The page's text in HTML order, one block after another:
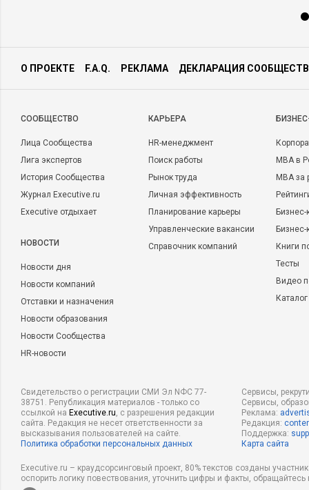
О ПРОЕКТЕ F.A.Q. РЕКЛАМА ДЕКЛАРАЦИЯ
CООБЩЕСТВО
Лица Сообщества
Лига экспертов
История Сообщества
Журнал Executive.ru
Executive отдыхает
НОВОСТИ
Новости дня
Новости компаний
Отставки и назначения
Новости образования
Новости Сообщества
HR-новости
КАРЬЕРА
HR-менеджмент
Поиск работы
Рынок труда
Личная эффективность
Планирование карьеры
Управленческие вакансии
Справочник компаний
MBA в
MBA
Бизнес-
Книги
Тесты
Видео
Свидетельство о регистрации СМИ Эл NФС 77-
38751. Републикация материалов - только со
ссылкой на Executive.ru, с разрешения редакции
сайта. Редакция не несет ответственности за
высказывания пользователей на сайте.
Политика обработки персональных данных
Сервисы,
Сервисы,
Реклама:
Редакция:
Поддержка:
Карта сайта
Executive.ru – краудсорсинговый проект, 80% текстов созданы
оспорить логику повествования, уточнить цифры и факты,